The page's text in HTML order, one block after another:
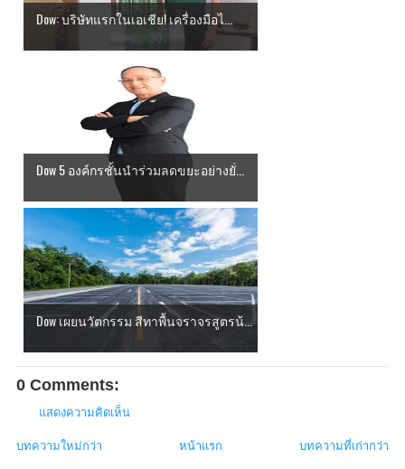
Dow: บริษัทแรกในเอเชีย! เครื่องมือไ...
Dow 5 องค์กรชั้นนำร่วมลดขยะอย่างยั่...
Dow เผยนวัตกรรม สีทาพื้นจราจรสูตรน้...
0 Comments:
แสดงความคิดเห็น
บทความใหม่กว่า บทความที่เก่ากว่า
หน้าแรก